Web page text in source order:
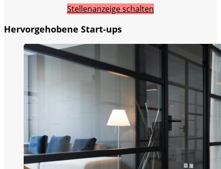
Stellenanzeige schalten
Hervorgehobene Start-ups